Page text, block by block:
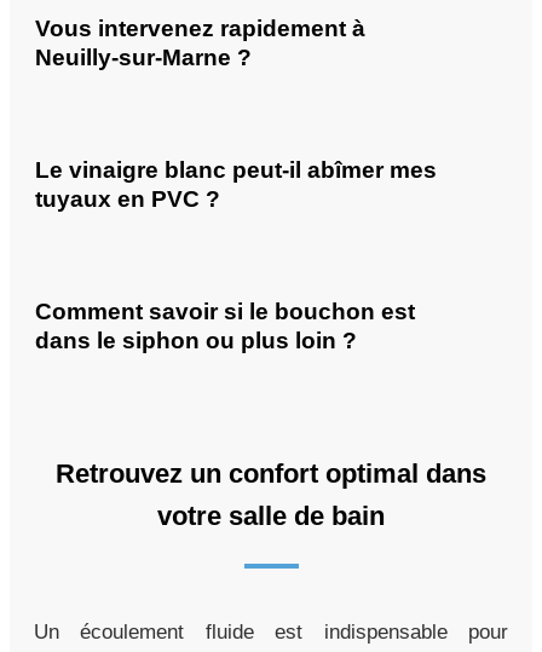
Vous intervenez rapidement à
Neuilly-sur-Marne ?
Le vinaigre blanc peut-il abîmer mes
tuyaux en PVC ?
Comment savoir si le bouchon est
dans le siphon ou plus loin ?
Retrouvez un confort optimal dans
votre salle de bain
Un écoulement fluide est indispensable pour